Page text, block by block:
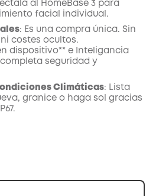
al HomeBase 3 para
facial individual.
: Es una compra única. Sin
costes ocultos.
dispositivo** e Inteligancia
seguridad y
Climáticas: Lista
granice o haga sol gracias